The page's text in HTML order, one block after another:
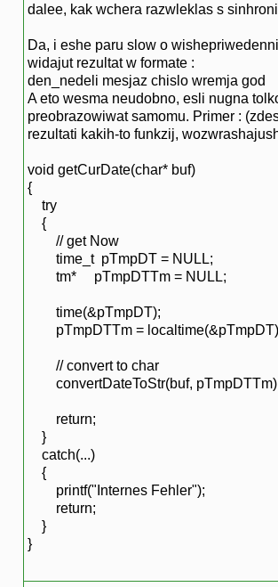
dalee, kak wchera razwleklas s
Da, i eshe paru slow o
widajut rezultat w formate :
den_nedeli mesjaz chislo wremja god
A eto wesma neudobno, esli nugna
preobrazowiwat samomu. Primer :
rezultati kakih-to funkzij,
void getCurDate(char* buf)
{
try
{
// get Now
time_t pTmpDT = NULL;
tm* pTmpDTTm = NULL;
time(&pTmpDT);
pTmpDTTm =
// convert to char
convertDateToStr(buf,
return;
}
catch(...)
{
printf("Internes Fehler");
return;
}
}